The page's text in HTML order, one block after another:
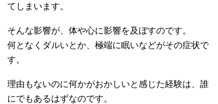
てしまいます。
そんな影響が、体や心に影響を及ぼすのです。
何となくダルいとか、極端に眠いなどがその症状で
す。
理由もないのに何かがおかしいと感じた経験は、誰
にでもあるはずなのです。